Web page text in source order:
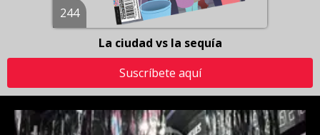
244
La ciudad vs la sequía
Suscríbete aquí